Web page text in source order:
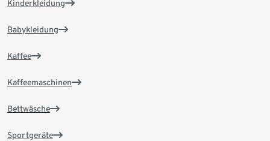
Kinderkleidung
Babykleidung
Kaffee
Kaffeemaschinen
Bettwäsche
Sportgeräte